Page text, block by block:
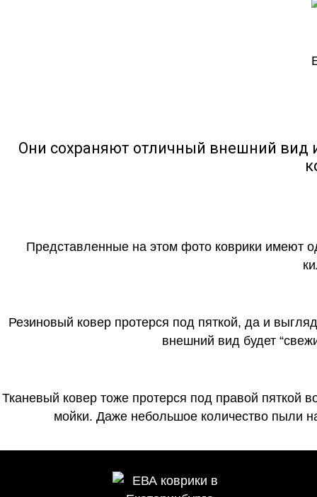
Они сохраняют отличный внешний вид
Представленные на этом фото коврики имеют
Резиновый ковер протерся под пяткой, да и
внешний вид будет
Тканевый ковер тоже протерся под правой пяткой
мойки. Даже небольшое количество пыли